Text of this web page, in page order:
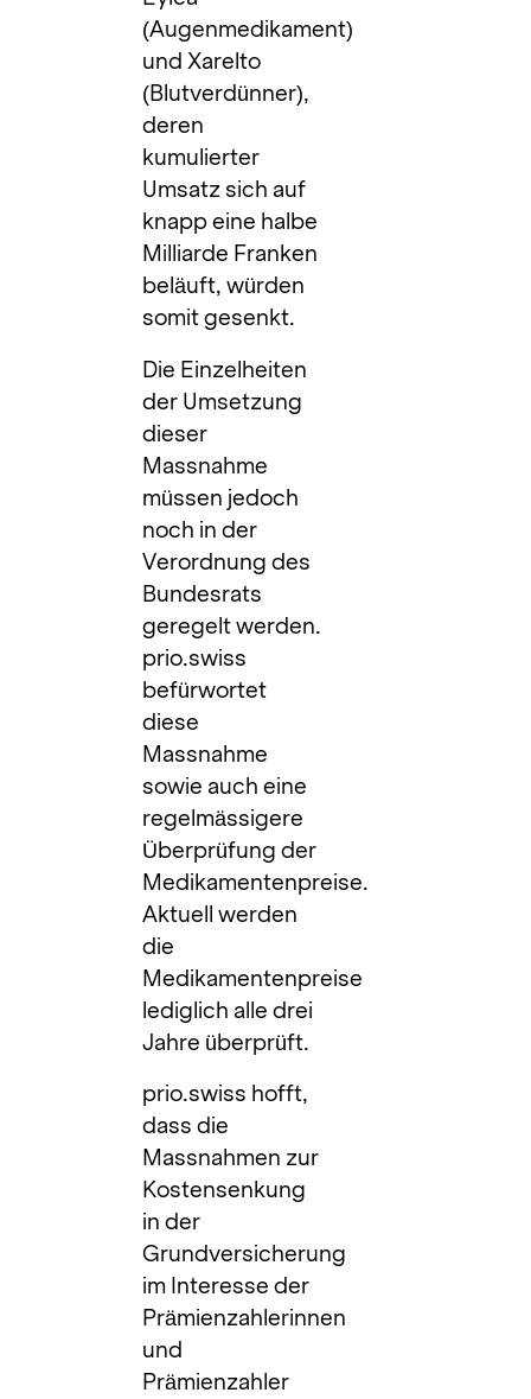
(Augenmedikament)
und Xarelto
(Blutverdünner),
deren
kumulierter
Umsatz sich auf
knapp eine halbe
Milliarde Franken
beläuft, würden
somit gesenkt.
Die Einzelheiten
der Umsetzung
dieser
Massnahme
müssen jedoch
noch in der
Verordnung des
Bundesrats
geregelt werden.
prio.swiss
befürwortet
diese
Massnahme
sowie auch eine
regelmässigere
Überprüfung der
Medikamentenpreise.
Aktuell werden
die
Medikamentenpreise
lediglich alle drei
Jahre überprüft.
prio.swiss hofft,
dass die
Massnahmen zur
Kostensenkung
in der
Grundversicherung
im Interesse der
Prämienzahlerinnen
und
Prämienzahler